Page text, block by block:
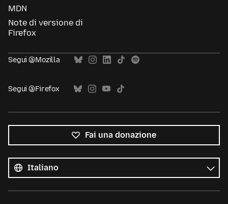
MDN
Note di versione di
Firefox
Segui @Mozilla
Segui @Firefox
Fai una donazione
le
lingue
Lingua